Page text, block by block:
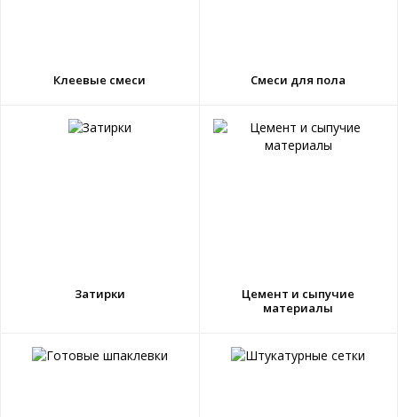
Клеевые смеси Смеси для пола
Затирки
Цемент и сыпучие
материалы